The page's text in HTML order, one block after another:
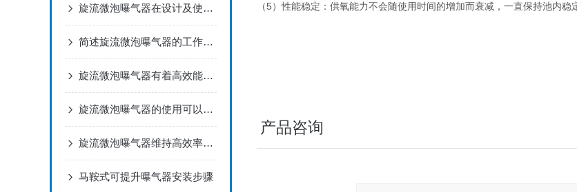
旋流微泡曝气器在设计及使用时所表现出的优势特点介绍
简述旋流微泡曝气器的工作原理及操作维护要点
旋流微泡曝气器有着高效能源利用的创新技术
旋流微泡曝气器的使用可以节约成本，缩小运行能耗
旋流微泡曝气器维持高效率运行
马鞍式可提升曝气器安装步骤
（5）性能稳定：供氧能力不会随使用时间的增加而衰减，一直保持池内稳
产品咨询